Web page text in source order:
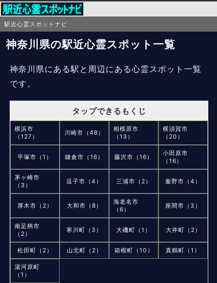
駅近心霊スポットナビ
神奈川県の駅近心霊スポット一覧
神奈川県にある駅と周辺にある心霊スポット一覧
です。
タップできるもくじ
横浜市
（127）
川崎市（48）
相模原市
（13）
横須賀市
（20）
平塚市（1） 鎌倉市（16） 藤沢市（16）
小田原市
（16）
茅ヶ崎市
（3）
逗子市（4） 三浦市（2） 秦野市（4）
厚木市（2） 大和市（8）
海老名市
（6）
座間市（3）
南足柄市
（2）
寒川町（3） 大磯町（1） 大井町（2）
松田町（2） 山北町（2） 箱根町（10） 真鶴町（1）
湯河原町
（1）